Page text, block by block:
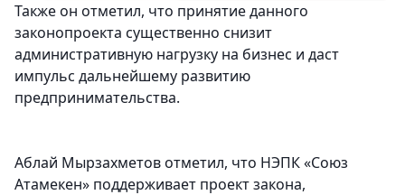
Также он отметил, что принятие данного
законопроекта существенно снизит
административную нагрузку на бизнес и даст
импульс дальнейшему развитию
предпринимательства.
Аблай Мырзахметов отметил, что НЭПК «Союз
Атамекен» поддерживает проект закона,